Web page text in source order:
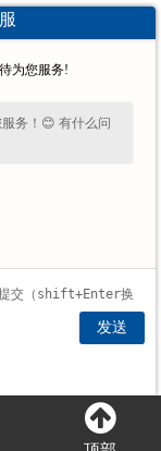
因素 第三节
响因素
分布
影响因素分
： 废轮胎炼
备
析及预测
前景分析
为您服务!
务！😊 有什么问
发送